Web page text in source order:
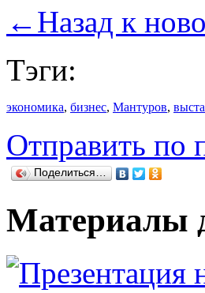
← Назад к
Тэги:
экономика, бизнес, Мантуров,
Отправить по
Поделиться…
Материалы